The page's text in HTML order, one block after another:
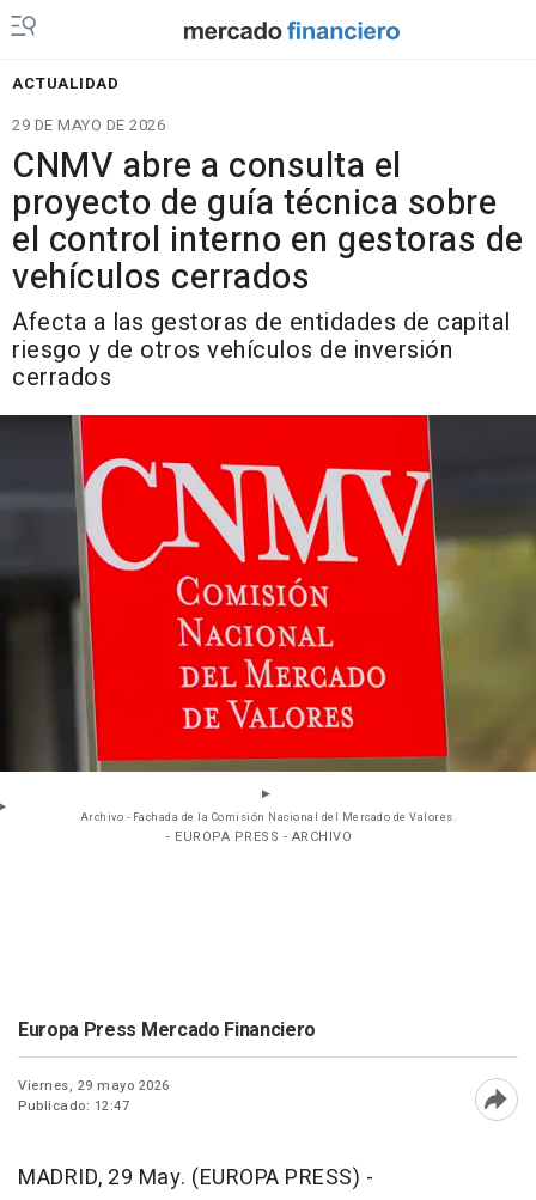
ACTUALIDAD
29 DE MAYO DE 2026
CNMV abre a consulta el
proyecto de guía técnica sobre
el control interno en gestoras de
vehículos cerrados
Afecta a las gestoras de entidades de capital
riesgo y de otros vehículos de inversión
cerrados
Archivo - Fachada de la Comisión Nacional del Mercado de Valores.
- EUROPA PRESS - ARCHIVO
Europa Press Mercado Financiero
Viernes, 29 mayo 2026
Publicado: 12:47
MADRID, 29 May. (EUROPA PRESS) -